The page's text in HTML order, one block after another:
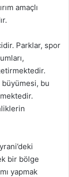
amaçlı
Parklar, spor
bu
bir bölge
yapmak